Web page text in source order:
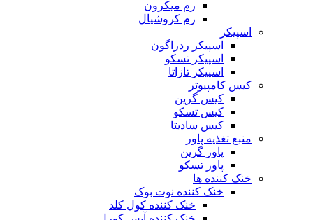
رم میکرون
رم کروشیال
اسپیکر
اسپیکر ردراگون
اسپیکر تسکو
اسپیکر تازاتا
کیس کامپیوتر
کیس گرین
کیس تسکو
کیس سادیتا
منبع تغذیه‌ پاور
پاور گرین
پاور تسکو
خنک کننده ها
خنک کننده نوت بوک
خنک کننده کول کلد